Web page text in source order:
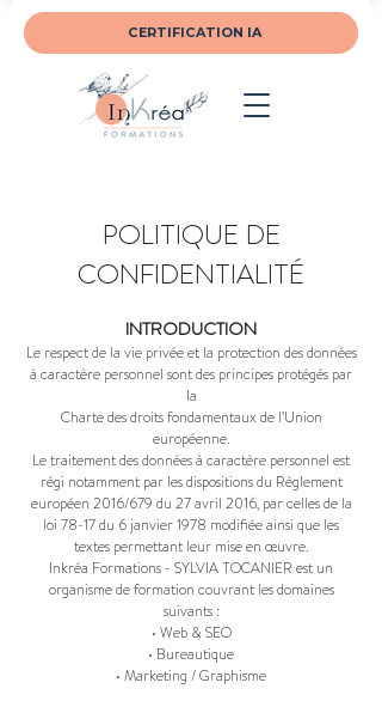
CERTIFICATION IA
POLITIQUE DE
CONFIDENTIALITÉ
INTRODUCTION
Le respect de la vie privée et la protection des données
à caractère personnel sont des principes protégés par
la
Charte des droits fondamentaux de l’Union
européenne.
Le traitement des données à caractère personnel est
régi notamment par les dispositions du Règlement
européen 2016/679 du 27 avril 2016, par celles de la
loi 78-17 du 6 janvier 1978 modifiée ainsi que les
textes permettant leur mise en œuvre.
Inkréa Formations - SYLVIA TOCANIER est un
organisme de formation couvrant les domaines
suivants :
• Web & SEO
• Bureautique
• Marketing / Graphisme